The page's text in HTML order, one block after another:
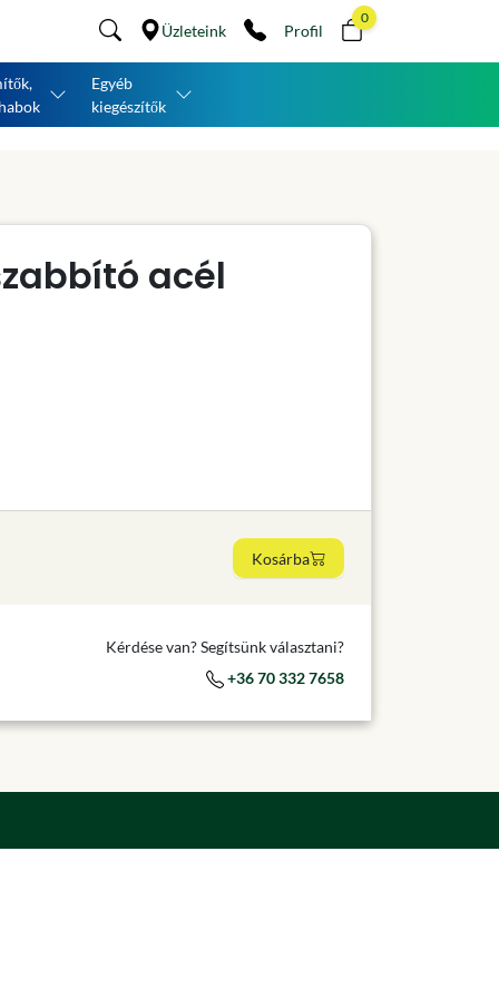
Üzleteink Profil
0
Egyéb
kiegészítők
acél
Kosárba
Kérdése van? Segítsünk választani?
+36 70 332 7658